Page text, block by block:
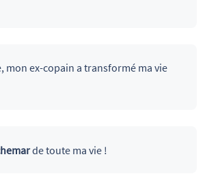
mon ex-copain a transformé ma vie
de toute ma vie !